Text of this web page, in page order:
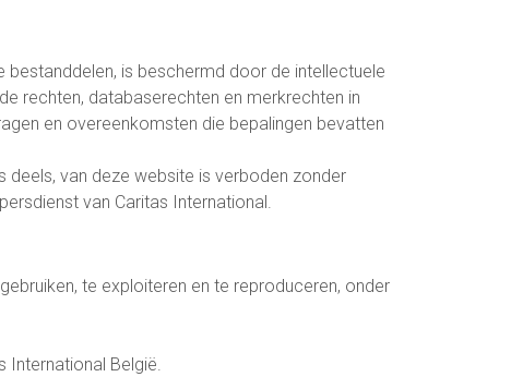
bestanddelen, is beschermd door de intellectuele
rechten, databaserechten en merkrechten in
en overeenkomsten die bepalingen bevatten
deels, van deze website is verboden zonder
van Caritas International.
te exploiteren en te reproduceren, onder
België.